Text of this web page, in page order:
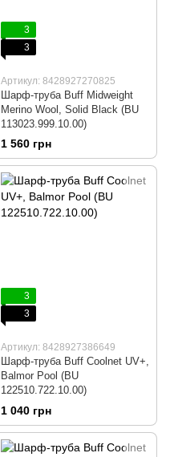
3
3
Артикул: 8428927270825
Шарф-труба Buff Midweight
Merino Wool, Solid Black (BU
113023.999.10.00)
1 560 грн
3
3
Артикул: 8428927386649
Шарф-труба Buff Coolnet UV+,
Balmor Pool (BU
122510.722.10.00)
1 040 грн